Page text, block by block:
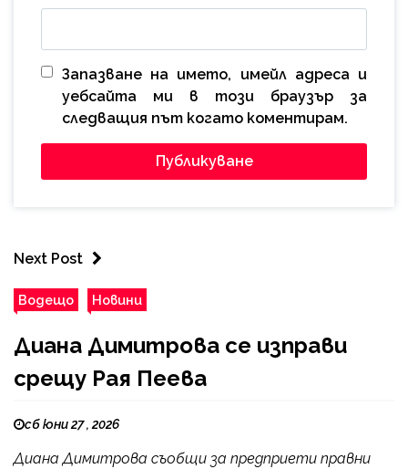
Запазване на името, имейл адреса и
уебсайта ми в този браузър за
следващия път когато коментирам.
Next Post
Водещо Новини
Диана Димитрова се изправи
срещу Рая Пеева
сб юни 27 , 2026
Диана Димитрова съобщи за предприети правни